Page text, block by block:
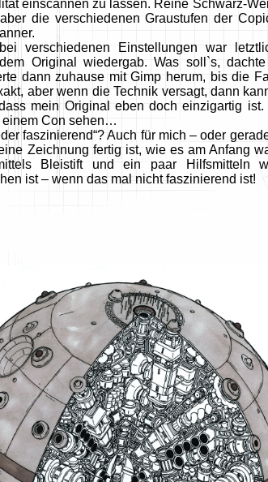
einscannen zu lassen. Reine Schwarz-
die verschiedenen Graustufen der
verschiedenen Einstellungen war
Original wiedergab. Was soll`s,
dann zuhause mit Gimp herum, bis die
aber wenn die Technik versagt, dann
mein Original eben doch einzigartig
einem Con sehen…
faszinierend“? Auch für mich – oder
Zeichnung fertig ist, wie es am Anfang
Bleistift und ein paar Hilfsmitteln
ist – wenn das mal nicht faszinierend ist!